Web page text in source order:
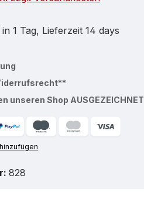
1 Tag, Lieferzeit 14 days
unseren Shop AUSGEZEICHNET
828